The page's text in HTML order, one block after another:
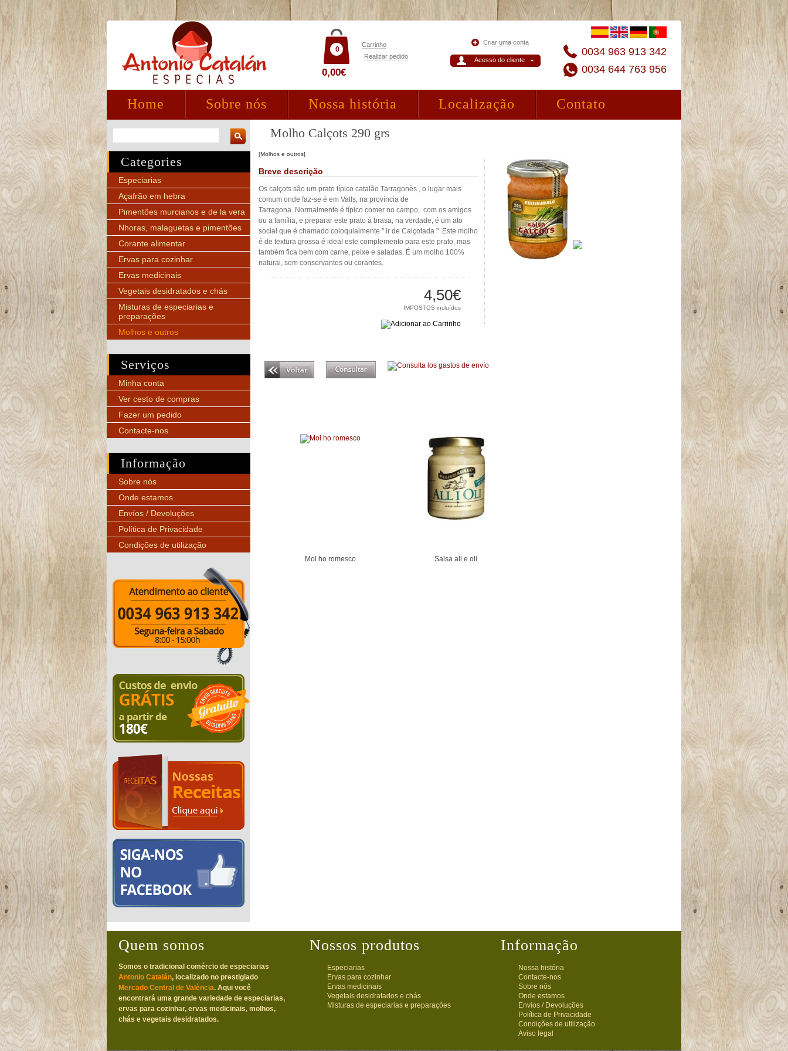
0034 963 913 342
0034 644 763 956
Acesso do cliente
Criar uma conta
0,00€
0
Carrinho
Realizar pedido
Home Sobre nós Nossa história Localização Contato
Categories
Especiarias
Açafrão em hebra
Pimentões murcianos e de la vera
Nhoras, malaguetas e pimentões
Corante alimentar
Ervas para cozinhar
Ervas medicinais
Vegetais desidratados e chás
Misturas de especiarias e
preparações
Molhos e outros
Serviços
Minha conta
Ver cesto de compras
Fazer um pedido
Contacte-nos
Informação
Sobre nós
Onde estamos
Envíos / Devoluções
Política de Privacidade
Condições de utilização
Molho Calçots 290 grs
[Molhos e outros]
Breve descrição
Os calçots são um prato típico catalão Tarragonès , o lugar mais
comum onde faz-se é em Valls, na província de
Tarragona. Normalmente é típico comer no campo, com os amigos
ou a família, e preparar este prato à brasa, na verdade, é um ato
social que é chamado coloquialmente " ir de Calçotada " .Este molho
é de textura grossa é ideal este complemento para este prato, mas
também fica bem com carne, peixe e saladas. É um molho 100%
natural, sem conservantes ou corantes.
4,50€
IMPOSTOS incluídos
Mol ho romesco Salsa all e oli
Quem somos
Somos o tradicional comércio de especiarias
Antonio Catalán, localizado no prestigiado
Mercado Central de València. Aqui você
encontrará uma grande variedade de especiarias,
ervas para cozinhar, ervas medicinais, molhos,
chás e vegetais desidratados.
Nossos produtos
Especiarias
Ervas para cozinhar
Ervas medicinais
Vegetais desidratados e chás
Misturas de especiarias e preparações
Informação
Nossa história
Contacte-nos
Sobre nós
Onde estamos
Envíos / Devoluções
Política de Privacidade
Condições de utilização
Aviso legal